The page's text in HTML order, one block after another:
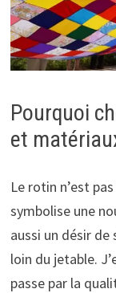
Pourquoi
et
Le rotin n’est
symbolise une
aussi un désir de
loin du jetable.
passe par la